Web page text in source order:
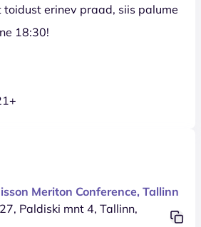
erinev praad, siis palume
18:30!
Meriton Conference, Tallinn
Paldiski mnt 4, Tallinn,